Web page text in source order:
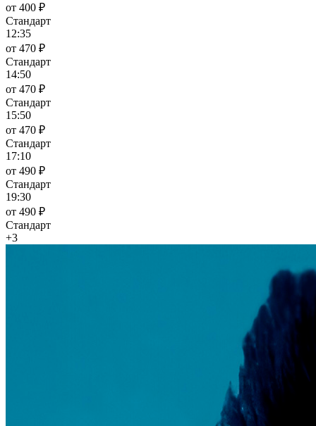
от 400 ₽
Стандарт
12:35
от 470 ₽
Стандарт
14:50
от 470 ₽
Стандарт
15:50
от 470 ₽
Стандарт
17:10
от 490 ₽
Стандарт
19:30
от 490 ₽
Стандарт
+3